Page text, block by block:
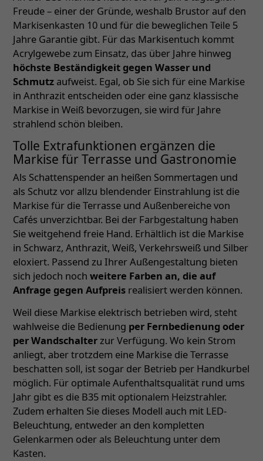
Freude – einer der Gründe, weshalb Brustor auf den
Markisenkasten 10 und für die beweglichen Teile 5
Jahre Garantie gibt. Für das Markisentuch kommt
Acrylgewebe zum Einsatz, das über Jahre hinweg
höchste Beständigkeit gegen Wasser und
Schmutz aufweist. Egal, ob Sie sich für eine Markise
in Anthrazit entscheiden oder eine ganz klassische
Markise in Weiß bevorzugen, sie wird für Jahre
strahlend schön bleiben.
Tolle Extrafunktionen ergänzen die
Markise für Terrasse und Gastronomie
Als Schattenspender an heißen Sommertagen und
als Schutz vor allzu blendender Einstrahlung ist die
Markise für die Terrasse und Außenbereiche von
Cafés unverzichtbar. Bei der Farbgestaltung haben
Sie weitgehend freie Hand. Erhältlich ist die Markise
in Schwarz, Anthrazit, Weiß, Verkehrsweiß und Silber
eloxiert. Passend zu Ihrer Außengestaltung bieten
sich jedoch noch weitere Farben an, die auf
Anfrage gegen Aufpreis realisiert werden können.
Weil diese Markise elektrisch betrieben wird, steht
wahlweise die Bedienung per Fernbedienung oder
per Wandschalterzur Verfügung. Wo kein Strom
anliegt, aber trotzdem eine Markise die Terrasse
beschatten soll, ist sogar der Betrieb per Handkurbel
möglich. Für optimale Aufenthaltsqualität rund ums
Jahr gibt es die B35 mit optionalem Heizstrahler.
Zudem erhalten Sie dieses Modell auch mit LED-
Beleuchtung, entweder an den kompletten
Gelenkarmen oder als Beleuchtung unter dem
Kasten.